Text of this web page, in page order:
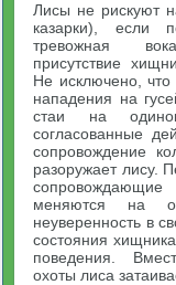
Лисы не рискуют
казарки), если
тревожная
присутствие
Не исключено,
нападения на
стаи на
согласованные
сопровождение
разоружает лису.
меняются на
неуверенность в
состояния
поведения.
охоты лиса